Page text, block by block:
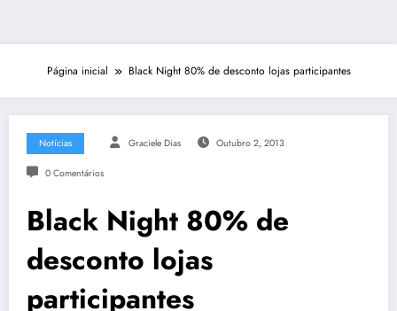
Página inicial Black Night 80% de desconto lojas participantes
Notícias Graciele Dias Outubro 2, 2013
0 Comentários
Black Night 80% de
desconto lojas
participantes